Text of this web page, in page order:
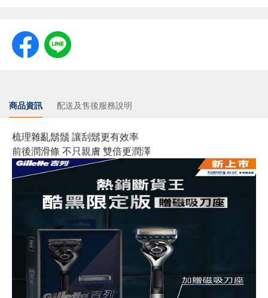
商品資訊 配送及售後服務說明
梳理雜亂鬍鬚 讓刮鬍更有效率
前後潤滑條 不只親膚 雙倍更潤澤